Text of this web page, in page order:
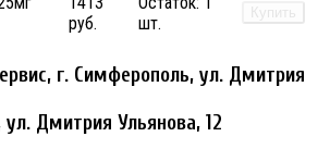
руб.
шт.
Купить
г. Симферополь, ул. Дмитрия
Дмитрия Ульянова, 12